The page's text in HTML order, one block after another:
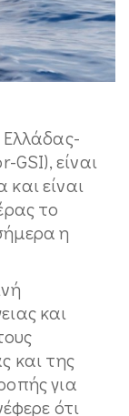
Ελλάδας-
είναι
είναι
το
η
και
και της
για
ότι